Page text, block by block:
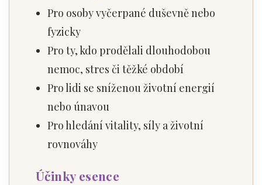
Pro osoby vyčerpané duševně nebo
fyzicky
Pro ty, kdo prodělali dlouhodobou
nemoc, stres či těžké období
Pro lidi se sníženou životní energií
nebo únavou
Pro hledání vitality, síly a životní
rovnováhy
Účinky esence